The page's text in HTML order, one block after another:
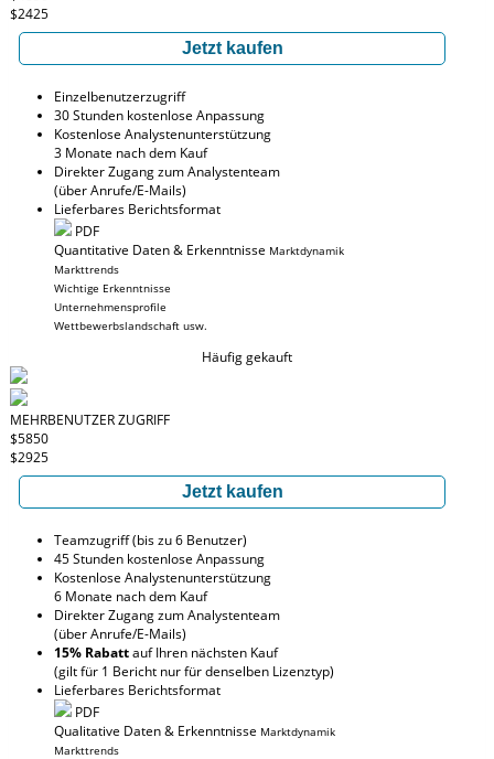
$2425
Jetzt kaufen
Einzelbenutzerzugriff
30 Stunden kostenlose Anpassung
Kostenlose Analystenunterstützung
3 Monate nach dem Kauf
Direkter Zugang zum Analystenteam
(über Anrufe/E-Mails)
Lieferbares Berichtsformat
PDF
Quantitative Daten & Erkenntnisse Marktdynamik
Markttrends
Wichtige Erkenntnisse
Unternehmensprofile
Wettbewerbslandschaft usw.
Häufig gekauft
MEHRBENUTZER ZUGRIFF
$5850
$2925
Jetzt kaufen
Teamzugriff (bis zu 6 Benutzer)
45 Stunden kostenlose Anpassung
Kostenlose Analystenunterstützung
6 Monate nach dem Kauf
Direkter Zugang zum Analystenteam
(über Anrufe/E-Mails)
15% Rabattauf Ihren nächsten Kauf
(gilt für 1 Bericht nur für denselben Lizenztyp)
Lieferbares Berichtsformat
PDF
Qualitative Daten & Erkenntnisse Marktdynamik
Markttrends